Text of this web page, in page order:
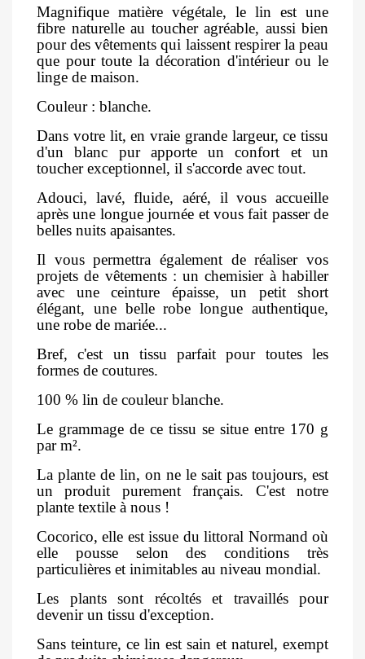
Magnifique matière végétale, le lin est une
fibre naturelle au toucher agréable, aussi bien
pour des vêtements qui laissent respirer la peau
que pour toute la décoration d'intérieur ou le
linge de maison.
Couleur : blanche.
Dans votre lit, en vraie grande largeur, ce tissu
d'un blanc pur apporte un confort et un
toucher exceptionnel, il s'accorde avec tout.
Adouci, lavé, fluide, aéré, il vous accueille
après une longue journée et vous fait passer de
belles nuits apaisantes.
Il vous permettra également de réaliser vos
projets de vêtements : un chemisier à habiller
avec une ceinture épaisse, un petit short
élégant, une belle robe longue authentique,
une robe de mariée...
Bref, c'est un tissu parfait pour toutes les
formes de coutures.
100 % lin de couleur blanche.
Le grammage de ce tissu se situe entre 170 g
par m².
La plante de lin, on ne le sait pas toujours, est
un produit purement français. C'est notre
plante textile à nous !
Cocorico, elle est issue du littoral Normand où
elle pousse selon des conditions très
particulières et inimitables au niveau mondial.
Les plants sont récoltés et travaillés pour
devenir un tissu d'exception.
Sans teinture, ce lin est sain et naturel, exempt